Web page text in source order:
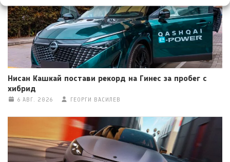
Нисан Кашкай постави рекорд на Гинес за пробег с
хибрид
6 АВГ. 2026 ГЕОРГИ ВАСИЛЕВ